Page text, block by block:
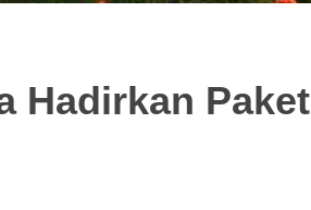
Hadirkan Paket